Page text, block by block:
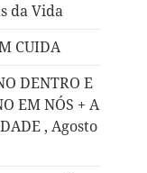
da Vida
CUIDA
DENTRO E
EM NÓS + A
, Agosto